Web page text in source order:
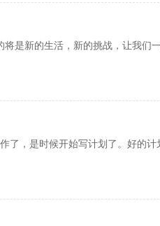
是新的生活，新的挑战，让我们
了，是时候开始写计划了。好的计